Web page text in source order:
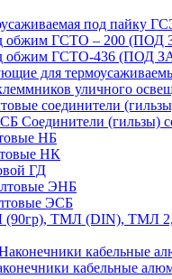
для
уличного
соединители
Соединители (гильзы)
НБ
НК
ГД
ЭНБ
ЭСБ
кабельные
кабельные